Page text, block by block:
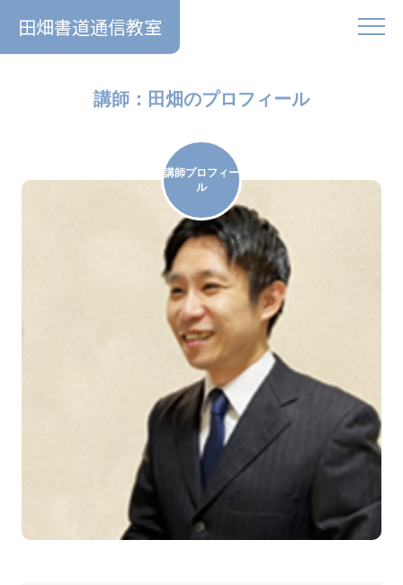
田畑書道通信教室
講師：田畑のプロフィール
講師プロフィー
ル